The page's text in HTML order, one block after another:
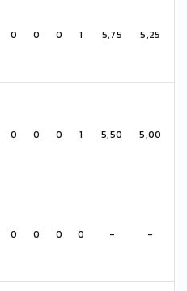
0 0 0 1 5,75 5,25
0 0 0 1 5,50 5,00
0 0 0 0 - -